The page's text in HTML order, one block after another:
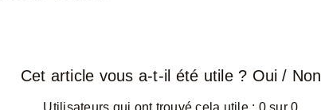
Cet article vous a-t-il été utile ? Oui / Non
Utilisateurs qui ont trouvé cela utile : 0 sur 0